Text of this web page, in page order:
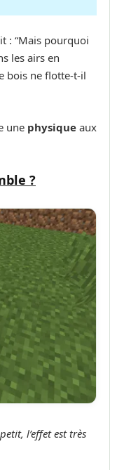
: “Mais pourquoi
les airs en
bois ne flotte-t-il
une physique aux
?
l’effet est très